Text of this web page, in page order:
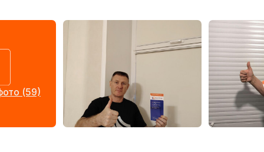
(59)